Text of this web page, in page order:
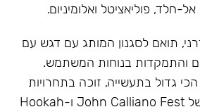
חלד, פוליאציטל ואלומיניום.
תואם לסגנון המותג עם דגש עם
והתמקדות בנוחות המשתמש.
גדול בתעשייה, זוכה בתחרויות
"נרגילת השנה" של John Calliano Fest ו-Hookah